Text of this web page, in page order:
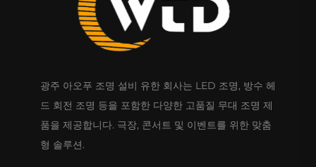
광주 아오푸 조명 설비 유한 회사는 LED 조명, 방수 헤
드 회전 조명 등을 포함한 다양한 고품질 무대 조명 제
품을 제공합니다. 극장, 콘서트 및 이벤트를 위한 맞춤
형 솔루션.